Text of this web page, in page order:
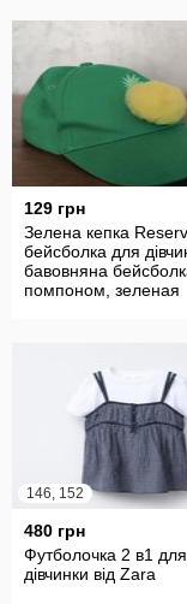
129 грн
Зелена кепка
бейсболка для
бавовняна
помпоном, зеленая
146, 152
480 грн
Футболочка 2 в1 для
дівчинки від Zara